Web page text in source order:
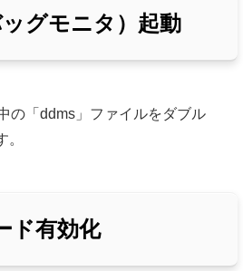
グモニタ）起動
の「ddms」ファイルをダブル
ド有効化